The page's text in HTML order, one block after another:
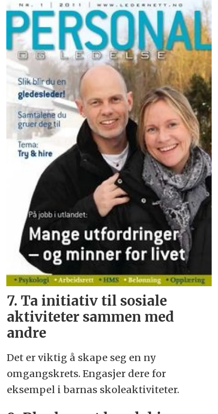
7. Ta initiativ til sosiale
aktiviteter sammen med
andre
Det er viktig å skape seg en ny
omgangskrets. Engasjer dere for
eksempel i barnas skoleaktiviteter.